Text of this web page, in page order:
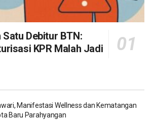
Debitur BTN:
KPR Malah Jadi
Manifestasi Wellness dan Kematangan
Baru Parahyangan